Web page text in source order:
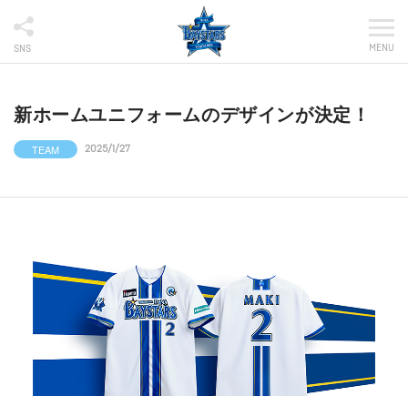
SNS MENU
新ホームユニフォームのデザインが決定！
TEAM 2025/1/27